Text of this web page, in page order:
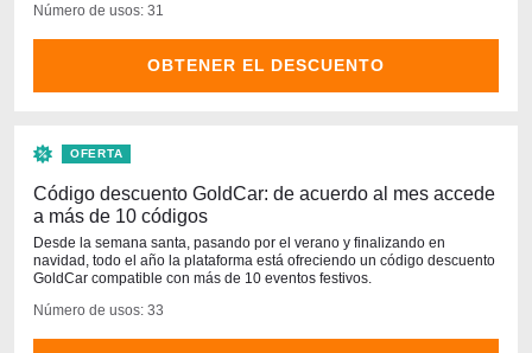
Número de usos: 31
OBTENER EL DESCUENTO
OFERTA
Código descuento GoldCar: de acuerdo al mes accede
a más de 10 códigos
Desde la semana santa, pasando por el verano y finalizando en
navidad, todo el año la plataforma está ofreciendo un código descuento
GoldCar compatible con más de 10 eventos festivos.
Número de usos: 33